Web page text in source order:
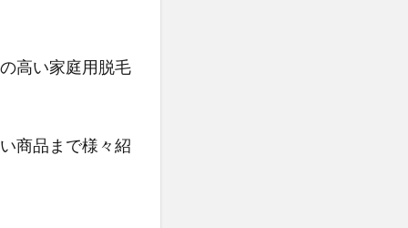
高い家庭用脱毛
商品まで様々紹